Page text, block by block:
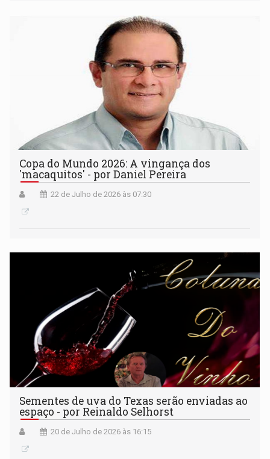
Copa do Mundo 2026: A vingança dos
'macaquitos' - por Daniel Pereira
22 de Julho de 2026 às 07:30
Sementes de uva do Texas serão enviadas ao
espaço - por Reinaldo Selhorst
20 de Julho de 2026 às 16:15